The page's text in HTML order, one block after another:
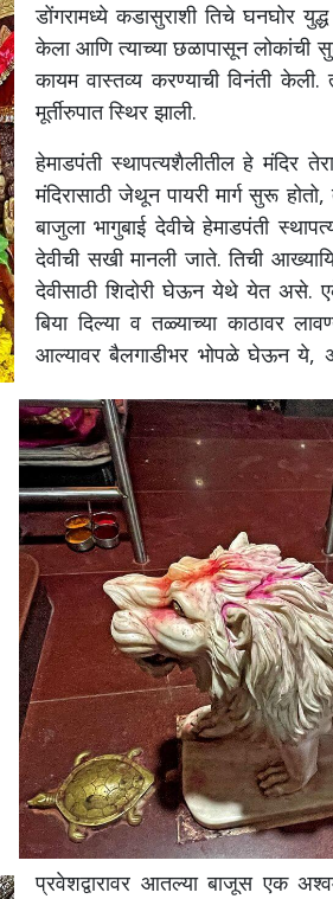
डोंगरामध्ये कडासुराशी तिचे घनघोर युद्ध
केला आणि त्याच्या छळापासून लोकांची
कायम वास्तव्य करण्याची विनंती केली.
मूर्तीरुपात स्थिर झाली.
हेमाडपंती स्थापत्यशैलीतील हे मंदिर
मंदिरासाठी जेथून पायरी मार्ग सुरू होतो,
बाजुला भागुबाई देवीचे हेमाडपंती
देवीची सखी मानली जाते.तिची
देवीसाठी शिदोरी घेऊन येथे येत असे.
बिया दिल्या व तळ्याच्या काठावर
आल्यावर बैलगाडीभर भोपळे घेऊन ये,
प्रवेशद्वारावर आतल्या बाजूस एक